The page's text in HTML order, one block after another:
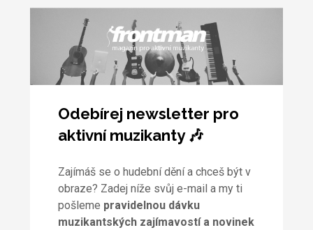
Odebírej newsletter pro
aktivní muzikanty 🎶
Zajímáš se o hudební dění a chceš být v
obraze? Zadej níže svůj e-mail a my ti
pošleme pravidelnou dávku
muzikantských zajímavostí a novinek